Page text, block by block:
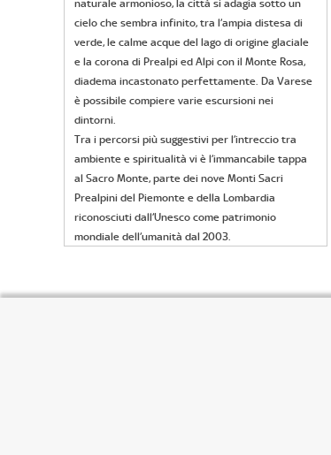
naturale armonioso, la città si adagia sotto un
cielo che sembra infinito, tra l’ampia distesa di
verde, le calme acque del lago di origine glaciale
e la corona di Prealpi ed Alpi con il Monte Rosa,
diadema incastonato perfettamente. Da Varese
è possibile compiere varie escursioni nei
dintorni.
Tra i percorsi più suggestivi per l’intreccio tra
ambiente e spiritualità vi è l’immancabile tappa
al Sacro Monte, parte dei nove Monti Sacri
Prealpini del Piemonte e della Lombardia
riconosciuti dall’Unesco come patrimonio
mondiale dell’umanità dal 2003.